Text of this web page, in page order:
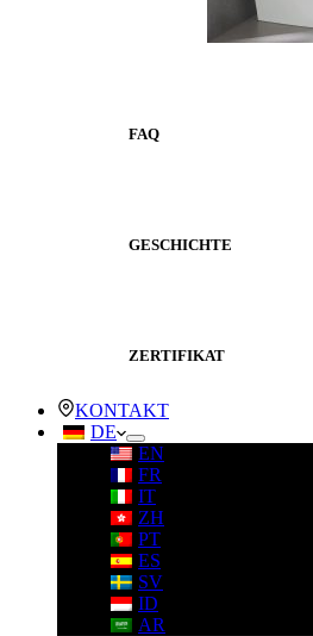
FAQ
GESCHICHTE
ZERTIFIKAT
KONTAKT
DE
EN
FR
IT
ZH
PT
ES
SV
ID
AR